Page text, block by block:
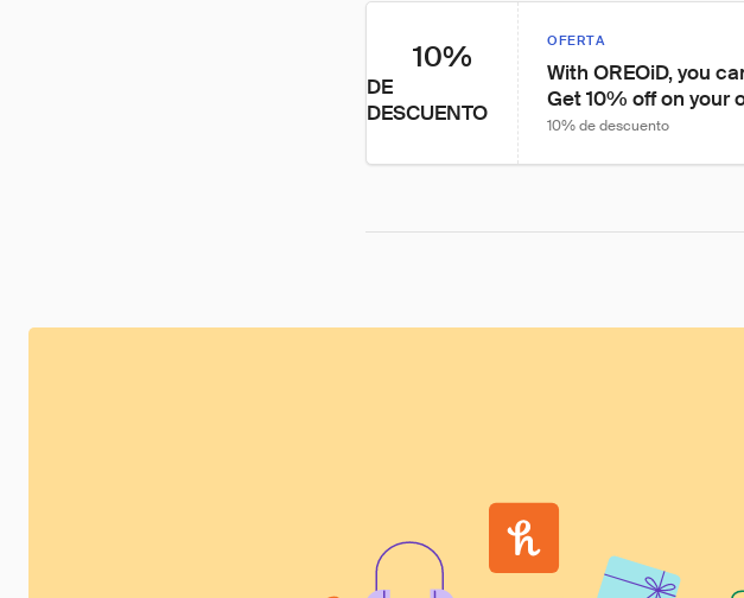
10%
DE
DESCUENTO
OFERTA
With OREOiD, you
Get 10% off on your
10% de descuento